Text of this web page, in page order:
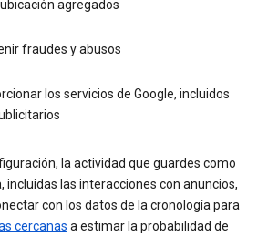
agregados
fraudes y abusos
los servicios de Google, incluidos
la actividad que guardes como
incluidas las interacciones con anuncios,
con los datos de la cronología para
cercanas a estimar la probabilidad de